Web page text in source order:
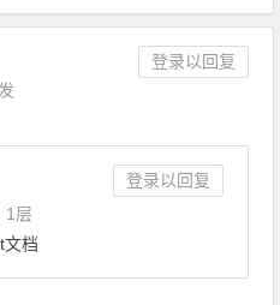
登录以回复
登录以回复
1层
文档